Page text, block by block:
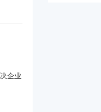
企业